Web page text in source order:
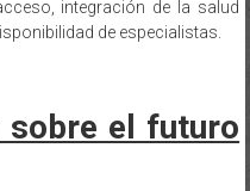
integración de la salud
de especialistas.
sobre el futuro